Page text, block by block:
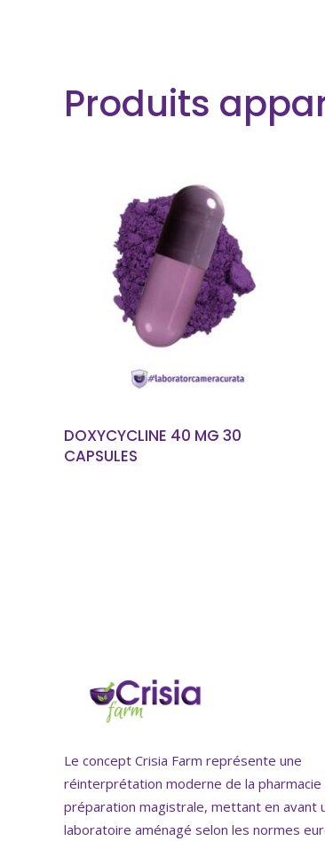
Produits
EN SAVOIR PLUS
DOXYCYCLINE 40 MG 30
CAPSULES
Le concept Crisia Farm représente une
réinterprétation moderne de la pharmacie
préparation magistrale, mettant en avant
laboratoire aménagé selon les normes